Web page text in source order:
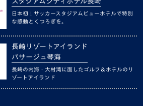
日本初！サッカースタジアムビューホテルで特別
な感動とくつろぎを。
長崎リゾートアイランド
パサージュ琴海
長崎の内海・大村湾に面したゴルフ＆ホテルのリ
ゾートアイランド